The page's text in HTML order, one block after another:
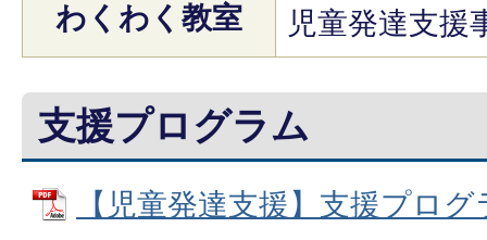
わくわく教室 児童発達支援
支援プログラム
【児童発達支援】支援プロ